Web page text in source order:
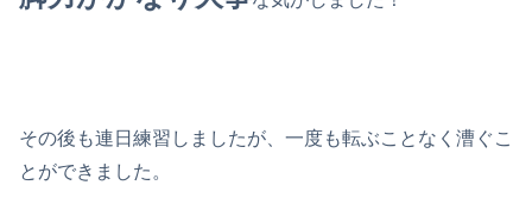
その後も連日練習しましたが、一度も転ぶことなく漕ぐこ
とができました。